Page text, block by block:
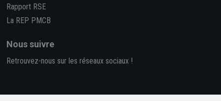
Rapport RSE
La REP PMCB
Nous suivre
Retrouvez-nous sur les réseaux sociaux !